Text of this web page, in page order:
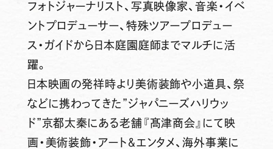
フォトジャーナリスト、写真映像家、音楽・イベ
ントプロデューサー、特殊ツアープロデュー
ス・ガイドから日本庭園庭師までマルチに活
躍。
日本映画の発祥時より美術装飾や小道具、祭
などに携わってきた”ジャパニーズハリウッ
ド”京都太秦にある老舗『髙津商会』にて映
画・美術装飾・アート＆エンタメ、海外事業に